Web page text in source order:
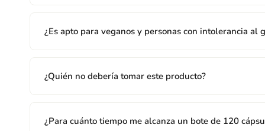
¿Es apto para veganos y personas con intolerancia al
¿Quién no debería tomar este producto?
¿Para cuánto tiempo me alcanza un bote de 120